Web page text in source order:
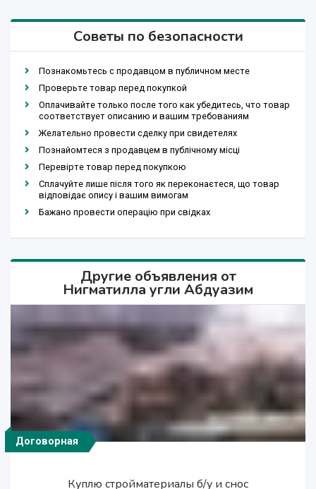
Советы по безопасности
Познакомьтесь с продавцом в публичном месте
Проверьте товар перед покупкой
Оплачивайте только после того как убедитесь, что товар
соответствует описанию и вашим требованиям
Желательно провести сделку при свидетелях
Познайомтеся з продавцем в публічному місці
Перевірте товар перед покупкою
Сплачуйте лише після того як переконаєтеся, що товар
відповідає опису і вашим вимогам
Бажано провести операцію при свідках
Другие объявления от
Нигматилла угли Абдуазим
Договорная
20 $
Сэндвич панели (базалть.полиуретан,
20 $
Сэндвич панели (полиуретан, базалть,
Договорная
Договорная
Куплю стройматериалы б/у и снос
2 000 сўм
12 сўм
Договорная
Профнастил металлочерепицы Южная.Корея
Договорная
Договорная
20 $
Сэндвич панели (базалть.полиуретан,